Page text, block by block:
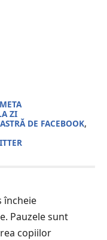
META
ZI
DE FACEBOOK,
încheie
Pauzele sunt
copiilor